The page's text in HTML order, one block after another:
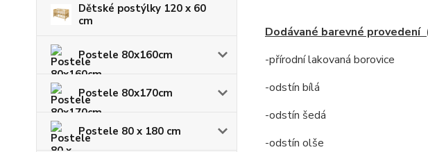
Dětské postýlky 120 x 60
cm
Postele 80x160cm
Postele 80x170cm
Postele 80 x 180 cm
Dodávané barevné
-přírodní lakovaná borovice
-odstín bílá
-odstín šedá
-odstín olše